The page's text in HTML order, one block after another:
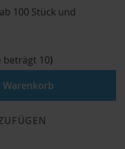
100 Stück und
beträgt 10)
Warenkorb